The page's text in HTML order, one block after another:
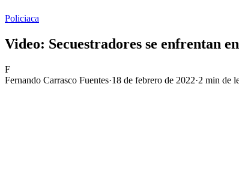
Policiaca
Video: Secuestradores se enfrentan
F
Fernando Carrasco Fuentes·18 de febrero de 2022·2 min de